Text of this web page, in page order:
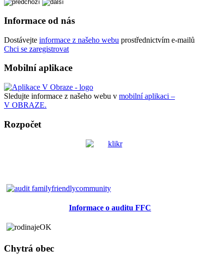
Informace od nás
Dostávejte informace z našeho webu prostřednictvím e-mailů
Chci se zaregistrovat
Mobilní aplikace
Sledujte informace z našeho webu v mobilní aplikaci –
V OBRAZE.
Rozpočet
Informace o auditu FFC
Chytrá obec